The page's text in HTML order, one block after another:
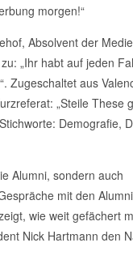
morgen!“
Absolvent der
„Ihr habt auf jeden
Zugeschaltet aus
„Steile These
Demografie,
Alumni, sondern auch
mit den
wie weit gefächert
Nick Hartmann den